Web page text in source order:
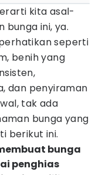
kita asal-
ini, ya.
seperti
benih yang
dan penyiraman
tak ada
bunga yang
berikut ini.
bunga
penghias